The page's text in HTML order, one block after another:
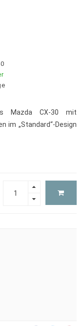
Mazda CX-30 mit
im „Standard“-Design